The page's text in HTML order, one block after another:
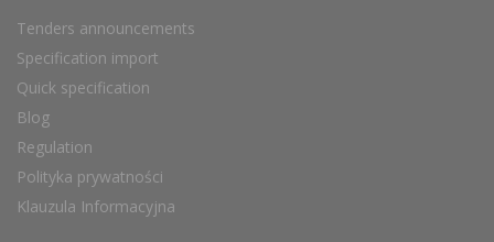
Tenders announcements
Specification import
Quick specification
Blog
Regulation
Polityka prywatności
Klauzula Informacyjna